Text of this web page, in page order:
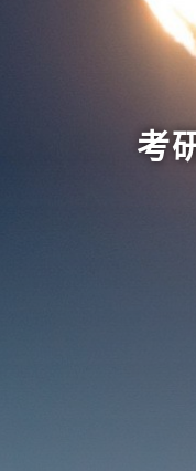
考